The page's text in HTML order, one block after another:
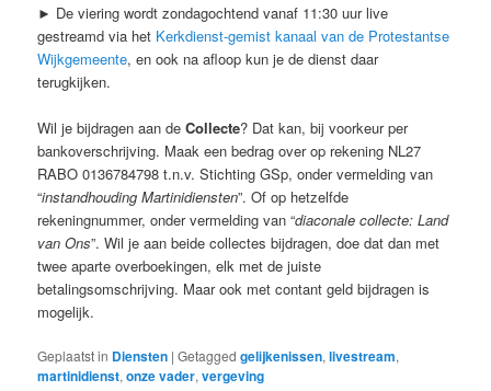
► De viering wordt zondagochtend vanaf 11:30 uur live
gestreamd via het Kerkdienst-gemist kanaal van de Protestantse
Wijkgemeente, en ook na afloop kun je de dienst daar
terugkijken.
Wil je bijdragen aan deCollecte? Dat kan, bij voorkeur per
bankoverschrijving. Maak een bedrag over op rekening NL27
RABO 0136784798 t.n.v. Stichting GSp, onder vermelding van
“instandhouding Martinidiensten”. Of op hetzelfde
rekeningnummer, onder vermelding van “diaconale collecte: Land
van Ons”. Wil je aan beide collectes bijdragen, doe dat dan met
twee aparte overboekingen, elk met de juiste
betalingsomschrijving. Maar ook met contant geld bijdragen is
mogelijk.
Geplaatst in Diensten |Getagged gelijkenissen,livestream,
martinidienst,onze vader,vergeving